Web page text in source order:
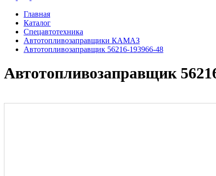
Главная
Каталог
Спецавтотехника
Автотопливозаправщики КАМАЗ
Автотопливозаправщик 56216-193966-48
Автотопливозаправщик